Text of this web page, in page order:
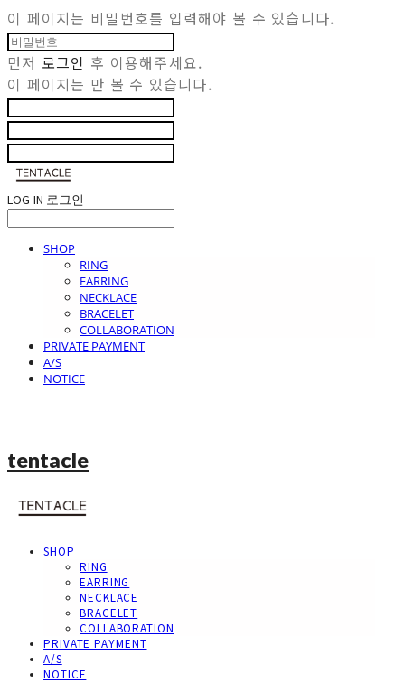
이 페이지는 비밀번호를 입력해야 볼 수 있습니다.
먼저 로그인 후 이용해주세요.
이 페이지는 만 볼 수 있습니다.
LOG IN 로그인
SHOP
RING
EARRING
NECKLACE
BRACELET
COLLABORATION
PRIVATE PAYMENT
A/S
NOTICE
tentacle
SHOP
RING
EARRING
NECKLACE
BRACELET
COLLABORATION
PRIVATE PAYMENT
A/S
NOTICE